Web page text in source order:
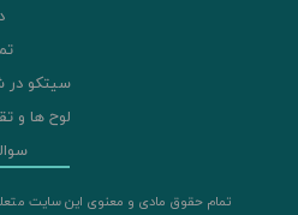
تمام حقوق مادی و معنوی این سایت
سیتکو در
لوح ها و